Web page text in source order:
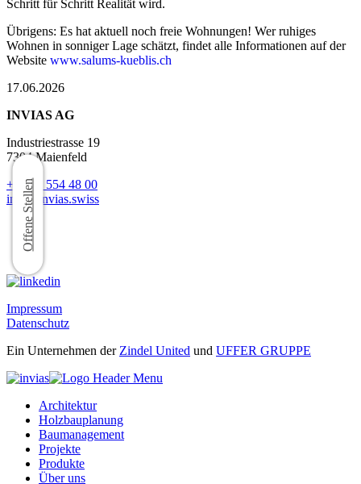
Schritt für Schritt Realität wird.
Übrigens: Es hat aktuell noch freie Wohnungen! Wer ruhiges
Wohnen in sonniger Lage schätzt, findet alle Informationen auf der
Website www.salums-kueblis.ch
17.06.2026
INVIAS AG
Offene Stellen
Industriestrasse 19
7304 Maienfeld
+41 81 554 48 00
info@invias.swiss
Impressum
Datenschutz
Ein Unternehmen der Zindel United und UFFER GRUPPE
Architektur
Holzbauplanung
Baumanagement
Projekte
Produkte
Über uns